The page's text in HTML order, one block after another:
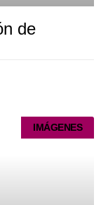
de
IMÁGENES